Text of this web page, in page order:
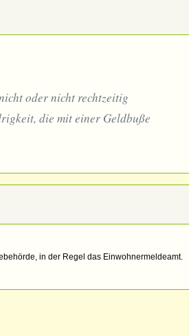
oder nicht rechtzeitig
die mit einer Geldbuße
in der Regel das Einwohnermeldeamt.